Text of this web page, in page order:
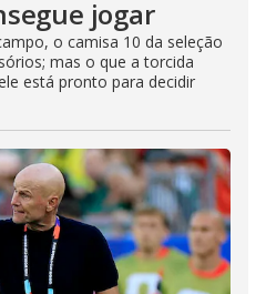
jogar
o camisa 10 da seleção
mas o que a torcida
está pronto para decidir